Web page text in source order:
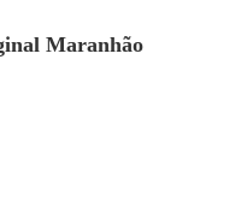
Maranhão